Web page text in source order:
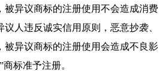
被异议商标的注册使用不会造成消费
人违反诚实信用原则，恶意抄袭、
被异议商标的注册使用会造成不良影
标准予注册。